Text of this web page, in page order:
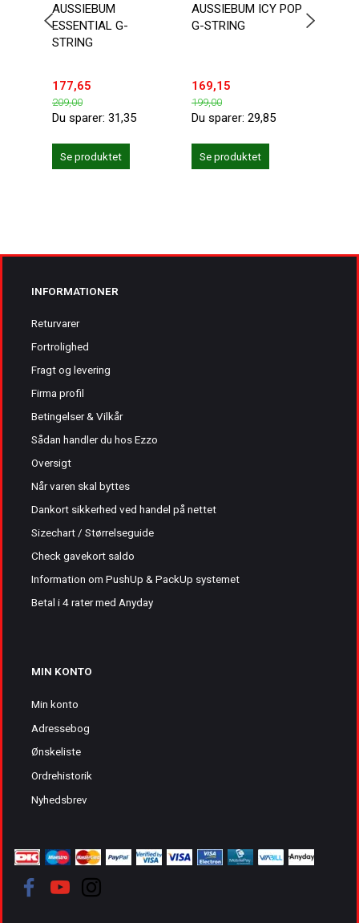
AUSSIEBUM
ESSENTIAL G-
STRING
177,65
209,00
Du sparer: 31,35
Se produktet
AUSSIEBUM ICY POP
G-STRING
169,15
199,00
Du sparer: 29,85
Se produktet
INFORMATIONER
Returvarer
Fortrolighed
Fragt og levering
Firma profil
Betingelser & Vilkår
Sådan handler du hos Ezzo
Oversigt
Når varen skal byttes
Dankort sikkerhed ved handel på nettet
Sizechart / Størrelseguide
Check gavekort saldo
Information om PushUp & PackUp systemet
Betal i 4 rater med Anyday
MIN KONTO
Min konto
Adressebog
Ønskeliste
Ordrehistorik
Nyhedsbrev